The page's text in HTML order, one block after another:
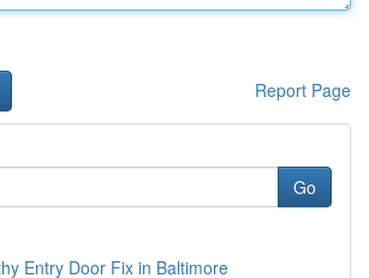
Report Page
Go
Entry Door Fix in Baltimore